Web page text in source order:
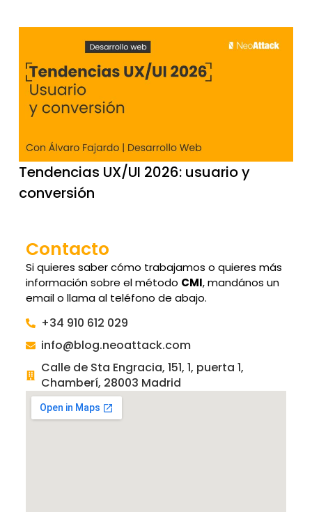
Tendencias UX/UI 2026: usuario y
conversión
Contacto
Si quieres saber cómo trabajamos o quieres más
información sobre el método CMI, mandános un
email o llama al teléfono de abajo.
+34 910 612 029
info@blog.neoattack.com
Calle de Sta Engracia, 151, 1, puerta 1,
Chamberí, 28003 Madrid